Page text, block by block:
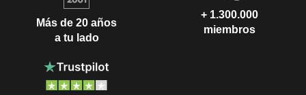
Más de 20 años
a tu lado
+ 1.300.000
miembros